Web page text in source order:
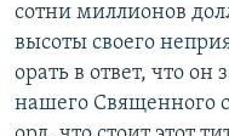
сотни миллионов
высоты своего
орать в ответ, что
нашего Священного